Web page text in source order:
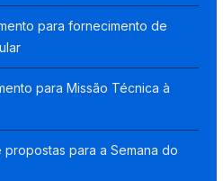
para fornecimento de
para Missão Técnica à
para a Semana do